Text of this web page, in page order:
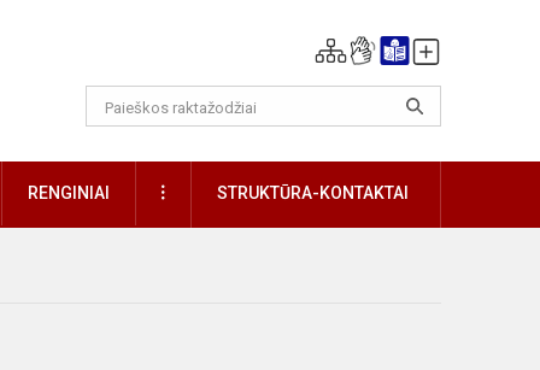
RENGINIAI DAUGIAUSTRUKTŪRA-KONTAKTAI